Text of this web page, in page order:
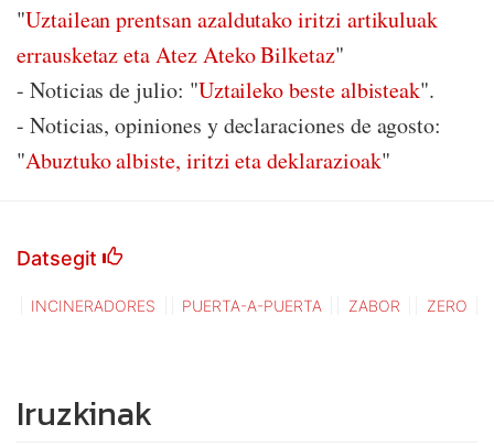
"Uztailean prentsan azaldutako iritzi artikuluak
errausketaz eta Atez Ateko Bilketaz"
- Noticias de julio: "Uztaileko beste albisteak".
- Noticias, opiniones y declaraciones de agosto:
"Abuztuko albiste, iritzi eta deklarazioak"
Datsegit
INCINERADORES PUERTA-A-PUERTA ZABOR ZERO
Iruzkinak